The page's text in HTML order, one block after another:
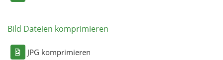
Bild Dateien komprimieren
JPG komprimieren